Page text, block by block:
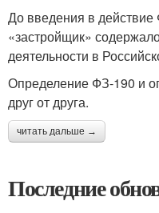
До введения в
«застройщик»
деятельности в
Определение ФЗ-190 и
друг от друга.
читать дальше →
Последние